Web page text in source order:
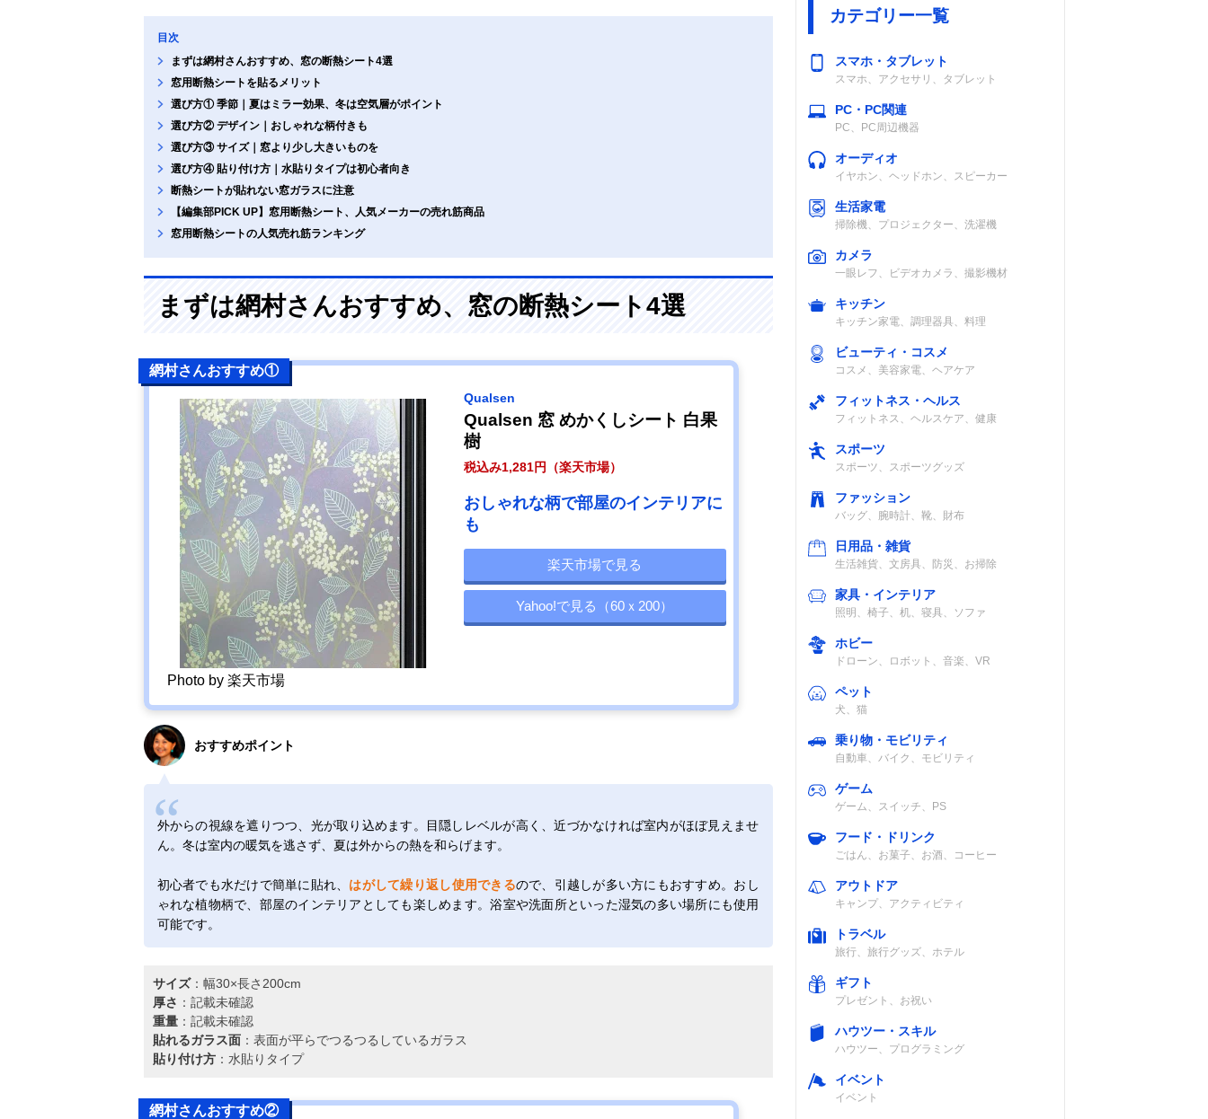
目次
まずは網村さんおすすめ、窓の断熱シート4選
窓用断熱シートを貼るメリット
選び方① 季節｜夏はミラー効果、冬は空気層がポイント
選び方② デザイン｜おしゃれな柄付きも
選び方③ サイズ｜窓より少し大きいものを
選び方④ 貼り付け方｜水貼りタイプは初心者向き
断熱シートが貼れない窓ガラスに注意
【編集部PICK UP】窓用断熱シート、人気メーカーの売れ筋商品
窓用断熱シートの人気売れ筋ランキング
まずは網村さんおすすめ、窓の断熱シート4選
網村さんおすすめ①
Photo by 楽天市場
Qualsen
Qualsen 窓 めかくしシート 白果
樹
税込み1,281円（楽天市場）
おしゃれな柄で部屋のインテリアに
も
楽天市場で見る
Yahoo!で見る（60ｘ200）
おすすめポイント
外からの視線を遮りつつ、光が取り込めます。目隠しレベルが高く、近づかなければ室内がほぼ見えませ
ん。冬は室内の暖気を逃さず、夏は外からの熱を和らげます。
初心者でも水だけで簡単に貼れ、 はがして繰り返し使用できるので、引越しが多い方にもおすすめ。おし
ゃれな植物柄で、部屋のインテリアとしても楽しめます。浴室や洗面所といった湿気の多い場所にも使用
可能です。
サイズ：幅30×長さ200cm
厚さ ：記載未確認
重量：記載未確認
貼れるガラス面：表面が平らでつるつるしているガラス
貼り付け方：水貼りタイプ
網村さんおすすめ②
カテゴリー一覧
スマホ・タブレット
スマホ、アクセサリ、タブレット
PC・PC関連
PC、PC周辺機器
オーディオ
イヤホン、ヘッドホン、スピーカー
生活家電
掃除機、プロジェクター、洗濯機
カメラ
一眼レフ、ビデオカメラ、撮影機材
キッチン
キッチン家電、調理器具、料理
ビューティ・コスメ
コスメ、美容家電、ヘアケア
フィットネス・ヘルス
フィットネス、ヘルスケア、健康
スポーツ
スポーツ、スポーツグッズ
ファッション
バッグ、腕時計、靴、財布
日用品・雑貨
生活雑貨、文房具、防災、お掃除
家具・インテリア
照明、椅子、机、寝具、ソファ
ホビー
ドローン、ロボット、音楽、VR
ペット
犬、猫
乗り物・モビリティ
自動車、バイク、モビリティ
ゲーム
ゲーム、スイッチ、PS
フード・ドリンク
ごはん、お菓子、お酒、コーヒー
アウトドア
キャンプ、アクティビティ
トラベル
旅行、旅行グッズ、ホテル
ギフト
プレゼント、お祝い
ハウツー・スキル
ハウツー、プログラミング
イベント
イベント